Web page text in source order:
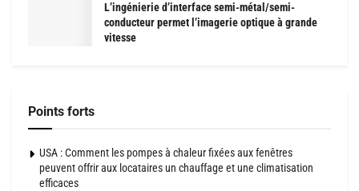
L’ingénierie d’interface semi-métal/semi-
conducteur permet l’imagerie optique à grande
vitesse
Points forts
USA : Comment les pompes à chaleur fixées aux fenêtres
peuvent offrir aux locataires un chauffage et une climatisation
efficaces